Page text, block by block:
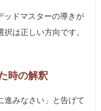
ッドマスターの導きが
は正しい方向です。
時の解釈
進みなさい」と告げて